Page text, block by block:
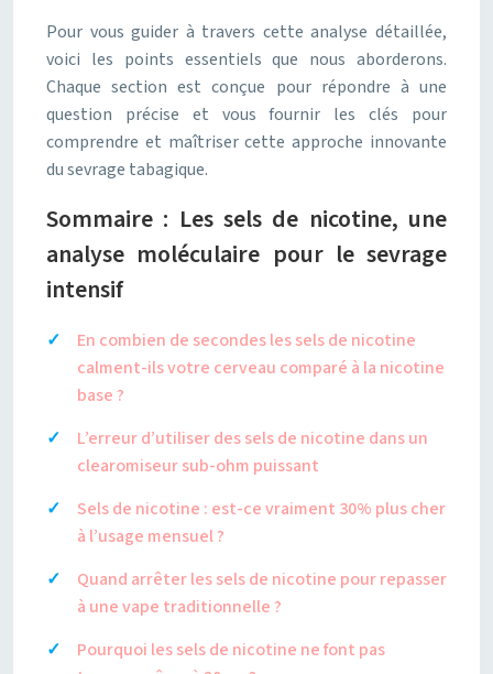
Pour vous guider à travers cette analyse détaillée,
voici les points essentiels que nous aborderons.
Chaque section est conçue pour répondre à une
question précise et vous fournir les clés pour
comprendre et maîtriser cette approche innovante
du sevrage tabagique.
Sommaire : Les sels de nicotine, une
analyse moléculaire pour le sevrage
intensif
En combien de secondes les sels de nicotine
calment-ils votre cerveau comparé à la nicotine
base ?
L’erreur d’utiliser des sels de nicotine dans un
clearomiseur sub-ohm puissant
Sels de nicotine : est-ce vraiment 30% plus cher
à l’usage mensuel ?
Quand arrêter les sels de nicotine pour repasser
à une vape traditionnelle ?
Pourquoi les sels de nicotine ne font pas